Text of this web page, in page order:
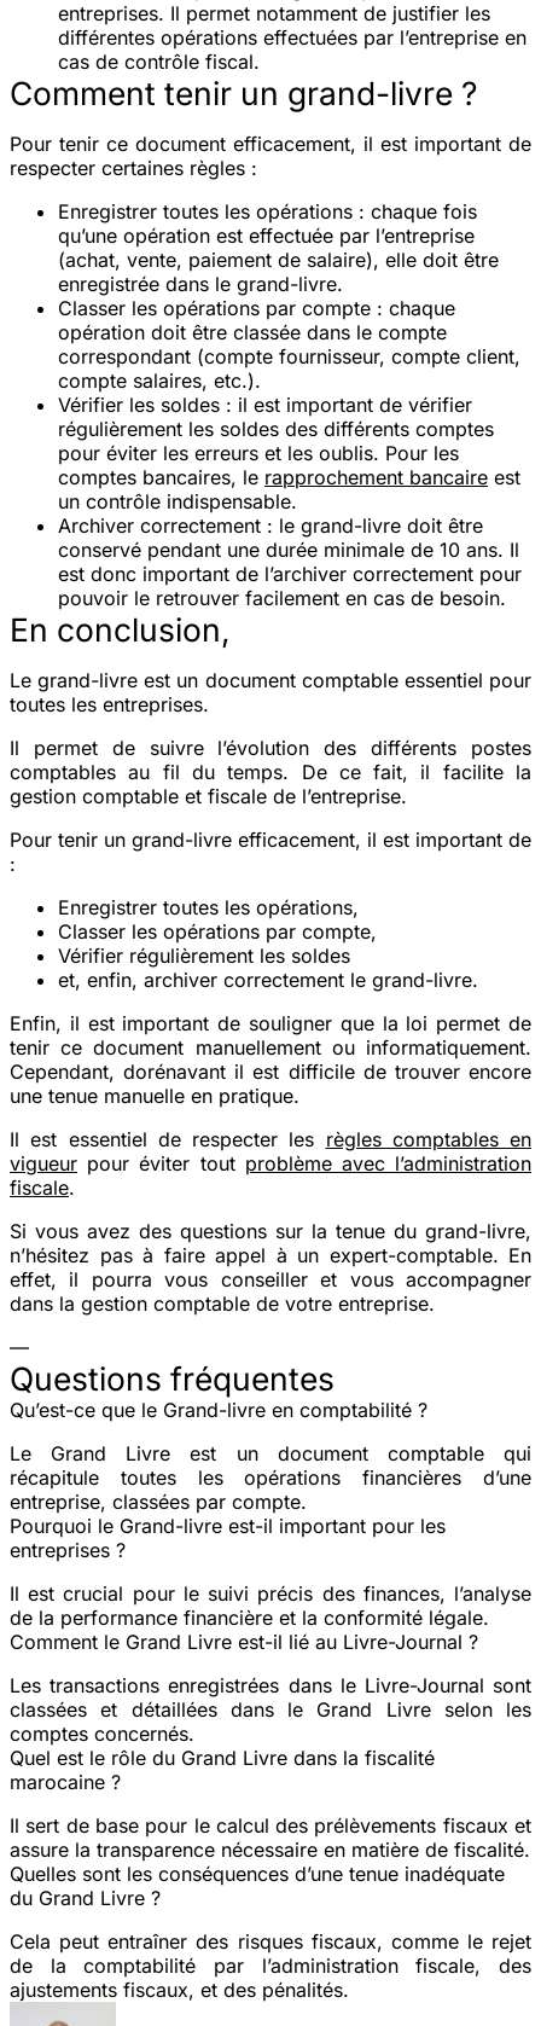
entreprises. Il permet notamment de justifier les
différentes opérations effectuées par l’entreprise en
cas de contrôle fiscal.
Comment tenir un grand-livre ?
Pour tenir ce document efficacement, il est important de
respecter certaines règles :
Enregistrer toutes les opérations : chaque fois
qu’une opération est effectuée par l’entreprise
(achat, vente, paiement de salaire), elle doit être
enregistrée dans le grand-livre.
Classer les opérations par compte : chaque
opération doit être classée dans le compte
correspondant (compte fournisseur, compte client,
compte salaires, etc.).
Vérifier les soldes : il est important de vérifier
régulièrement les soldes des différents comptes
pour éviter les erreurs et les oublis. Pour les
comptes bancaires, le rapprochement bancaire est
un contrôle indispensable.
Archiver correctement : le grand-livre doit être
conservé pendant une durée minimale de 10 ans. Il
est donc important de l’archiver correctement pour
pouvoir le retrouver facilement en cas de besoin.
En conclusion,
Le grand-livre est un document comptable essentiel pour
toutes les entreprises.
Il permet de suivre l’évolution des différents postes
comptables au fil du temps. De ce fait, il facilite la
gestion comptable et fiscale de l’entreprise.
Pour tenir un grand-livre efficacement, il est important de
:
Enregistrer toutes les opérations,
Classer les opérations par compte,
Vérifier régulièrement les soldes
et, enfin, archiver correctement le grand-livre.
Enfin, il est important de souligner que la loi permet de
tenir ce document manuellement ou informatiquement.
Cependant, dorénavant il est difficile de trouver encore
une tenue manuelle en pratique.
Il est essentiel de respecter les règles comptables en
vigueur pour éviter tout problème avec l’administration
fiscale.
Si vous avez des questions sur la tenue du grand-livre,
n’hésitez pas à faire appel à un expert-comptable. En
effet, il pourra vous conseiller et vous accompagner
dans la gestion comptable de votre entreprise.
—
Questions fréquentes
Qu’est-ce que le Grand-livre en comptabilité ?
Le Grand Livre est un document comptable qui
récapitule toutes les opérations financières d’une
entreprise, classées par compte.
Pourquoi le Grand-livre est-il important pour les
entreprises ?
Il est crucial pour le suivi précis des finances, l’analyse
de la performance financière et la conformité légale.
Comment le Grand Livre est-il lié au Livre-Journal ?
Les transactions enregistrées dans le Livre-Journal sont
classées et détaillées dans le Grand Livre selon les
comptes concernés.
Quel est le rôle du Grand Livre dans la fiscalité
marocaine ?
Il sert de base pour le calcul des prélèvements fiscaux et
assure la transparence nécessaire en matière de fiscalité.
Quelles sont les conséquences d’une tenue inadéquate
du Grand Livre ?
Cela peut entraîner des risques fiscaux, comme le rejet
de la comptabilité par l’administration fiscale, des
ajustements fiscaux, et des pénalités.